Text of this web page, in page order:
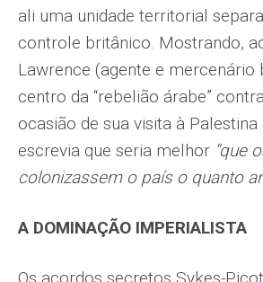
ali uma unidade territorial
controle britânico. Mostrando,
Lawrence (agente e mercenário
centro da “rebelião árabe”
ocasião de sua visita à
escrevia que seria melhor “que
colonizassem o país o quanto
A DOMINAÇÃO IMPERIALISTA
Os acordos secretos Sykes-